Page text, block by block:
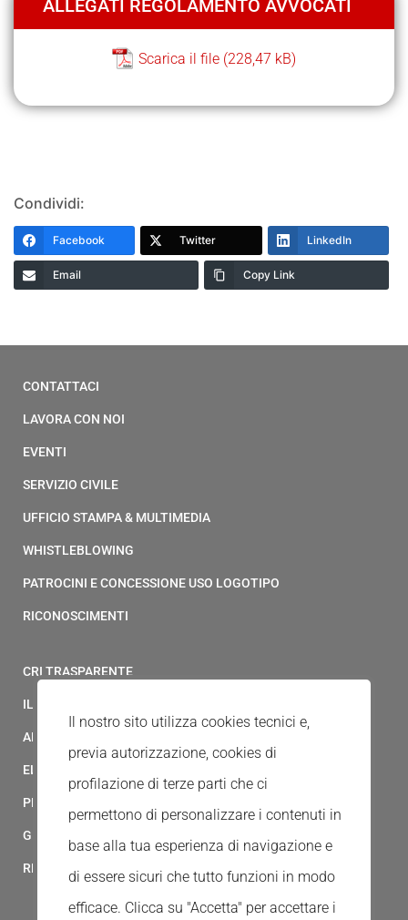
ALLEGATI REGOLAMENTO AVVOCATI
Scarica il file
Condividi:
Facebook Twitter LinkedIn
Email Copy Link
CONTATTACI
LAVORA CON NOI
EVENTI
SERVIZIO CIVILE
UFFICIO STAMPA & MULTIMEDIA
WHISTLEBLOWING
PATROCINI E CONCESSIONE USO LOGOTIPO
RICONOSCIMENTI
CRI TRASPARENTE
IL MODELLO 231 DELLA CROCE ROSSA ITALIANA
ALBO FORNITORI
ELENCO AVVOCATI
PRIVACY
GESTIONALE GAIA
RED CLOUD
Il nostro sito utilizza cookies tecnici e,
previa autorizzazione, cookies di
profilazione di terze parti che ci
permettono di personalizzare i contenuti in
base alla tua esperienza di navigazione e
di essere sicuri che tutto funzioni in modo
efficace. Clicca su "Accetta" per accettare i